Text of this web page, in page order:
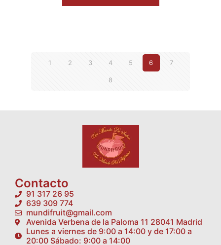
1 2 3 4 5 6 7
8
Contacto
91 317 26 95
639 309 774
mundifruit@gmail.com
Avenida Verbena de la Paloma 11 28041 Madrid
Lunes a viernes de 9:00 a 14:00 y de 17:00 a
20:00 Sábado: 9:00 a 14:00